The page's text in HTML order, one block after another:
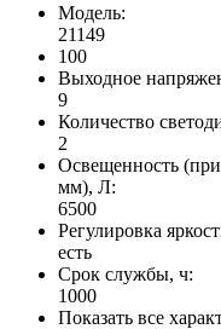
Модель:
21149
100
Выходное
9
Количество
2
Освещенность
мм), Л:
6500
Регулировка
есть
Срок службы, ч:
1000
Показать все